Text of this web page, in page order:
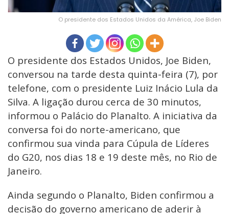
O presidente dos Estados Unidos da América, Joe Biden
O presidente dos Estados Unidos, Joe Biden,
conversou na tarde desta quinta-feira (7), por
telefone, com o presidente Luiz Inácio Lula da
Silva. A ligação durou cerca de 30 minutos,
informou o Palácio do Planalto. A iniciativa da
conversa foi do norte-americano, que
confirmou sua vinda para Cúpula de Líderes
do G20, nos dias 18 e 19 deste mês, no Rio de
Janeiro.
Ainda segundo o Planalto, Biden confirmou a
decisão do governo americano de aderir à